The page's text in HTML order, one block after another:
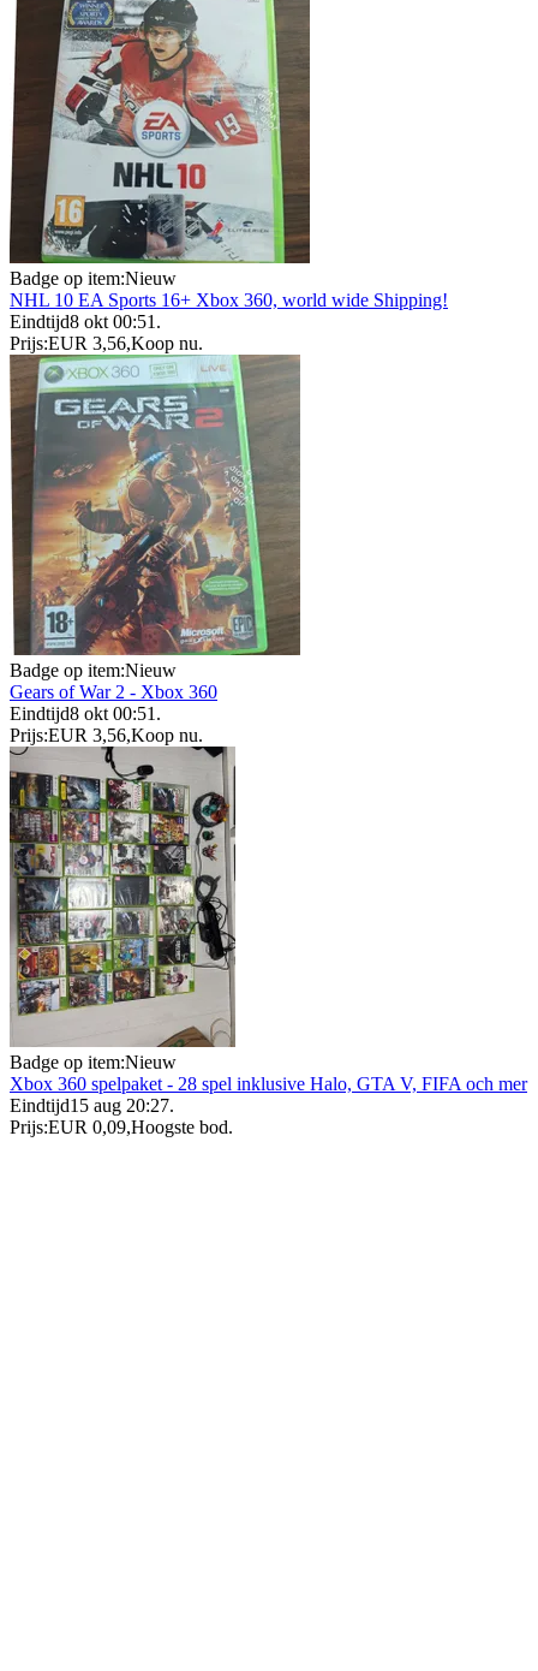
Badge op item:Nieuw
NHL 10 EA Sports 16+ Xbox 360, world wide Shipping!
Eindtijd8 okt 00:51 .
Prijs:EUR 3,56,Koop nu.
Badge op item:Nieuw
Gears of War 2 - Xbox 360
Eindtijd8 okt 00:51 .
Prijs:EUR 3,56,Koop nu.
Badge op item:Nieuw
Xbox 360 spelpaket - 28 spel inklusive Halo, GTA V, FIFA och mer
Eindtijd15 aug 20:27.
Prijs:EUR 0,09,Hoogste bod.